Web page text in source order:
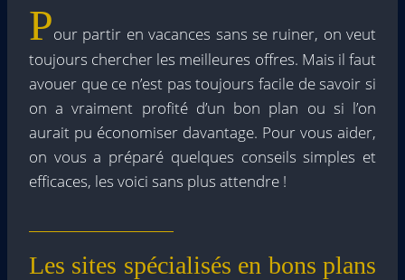
Pour partir en vacances sans se ruiner, on veut
toujours chercher les meilleures offres. Mais il faut
avouer que ce n’est pas toujours facile de savoir si
on a vraiment profité d’un bon plan ou si l’on
aurait pu économiser davantage. Pour vous aider,
on vous a préparé quelques conseils simples et
efficaces, les voici sans plus attendre !
Les sites spécialisés en bons plans